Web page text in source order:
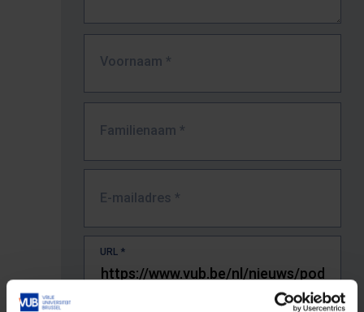
Voornaam *
Familienaam *
E-mailadres *
URL *
De volledige URL van de pagina waar je de fout zag.